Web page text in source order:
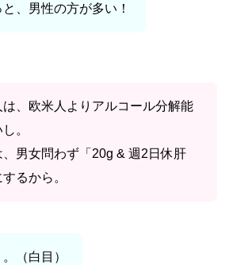
、男性の方が多い！
は、欧米人よりアルコール分解能
。
、男女問わず「20g & 週2日休肝
るから。
。（白目）